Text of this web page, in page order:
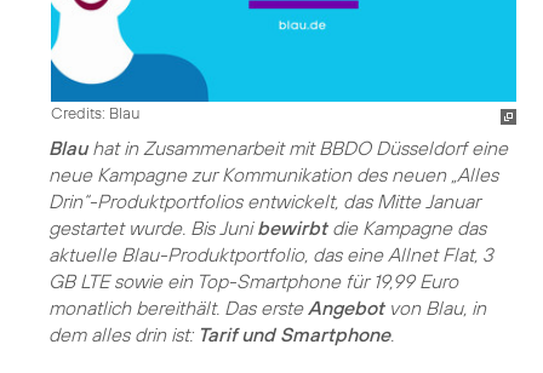
Credits: Blau
Blauhat in Zusammenarbeit mit BBDO Düsseldorf eine
neue Kampagne zur Kommunikation des neuen „Alles
Drin“-Produktportfolios entwickelt, das Mitte Januar
gestartet wurde. Bis Junibewirbtdie Kampagne das
aktuelle Blau-Produktportfolio, das eine Allnet Flat, 3
GB LTE sowie ein Top-Smartphone für 19,99 Euro
monatlich bereithält. Das ersteAngebotvon Blau, in
dem alles drin ist: Tarif und Smartphone.